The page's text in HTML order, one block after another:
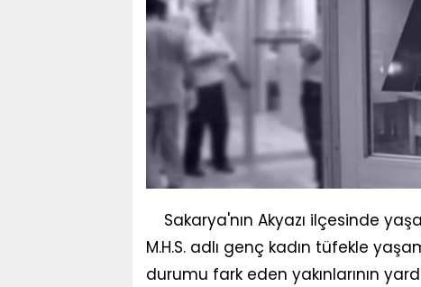
Sakarya'nın Akyazı ilçesinde
M.H.S. adlı genç kadın tüfekle
durumu fark eden yakınlarının